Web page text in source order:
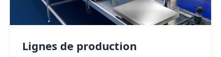
Lignes de production